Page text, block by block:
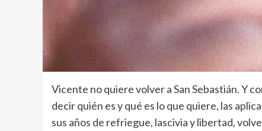
Vicente no quiere volver a San Sebastián. Y
decir quién es y qué es lo que quiere, las
sus años de refriegue, lascivia y libertad,